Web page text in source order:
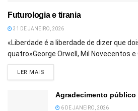
Futurologia e tirania
31 DE JANEIRO, 2026
«Liberdade é a liberdade de dizer que
quatro»George Orwell, Mil Novecentos e
LER MAIS
Agradecimento público
6 DE JANEIRO, 2026